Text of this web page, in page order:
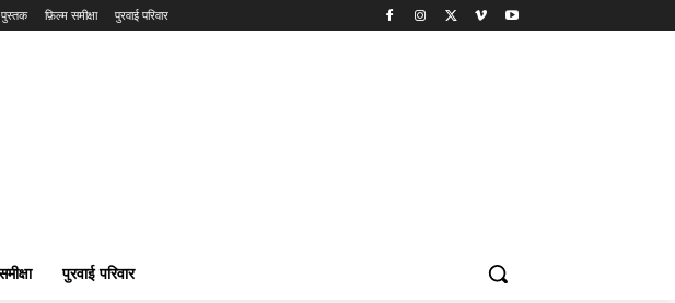
पुस्तक फ़िल्म समीक्षा पुरवाई परिवार
पुरवाई परिवार